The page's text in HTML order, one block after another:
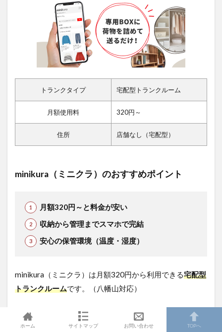
トランクタイプ 宅配型トランクルーム
月額使用料 320円～
住所 店舗なし（宅配型）
minikura（ミニクラ）のおすすめポイント
月額320円～と料金が安い
収納から管理までスマホで完結
安心の保管環境（温度・湿度）
minikura（ミニクラ）は月額320円から利用できる宅配型
トランクルームです。（八幡山対応）
料金が安く、専用ボックス１個から利用可能。保管・取
り出しがスマホで管理できるので気軽に利用できます。
ホーム サイトマップ お問い合わせ TOPへ